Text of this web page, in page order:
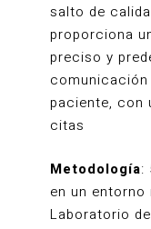
salto de
proporciona
preciso y
paciente, con
citas
Metodología:
en un
Laboratorio